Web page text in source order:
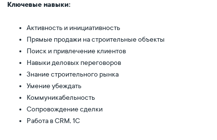
Ключевые навыки:
Активность и инициативность
Прямые продажи на строительные объекты
Поиск и привлечение клиентов
Навыки деловых переговоров
Знание строительного рынка
Умение убеждать
Коммуникабельность
Сопровождение сделки
Работа в CRM, 1С